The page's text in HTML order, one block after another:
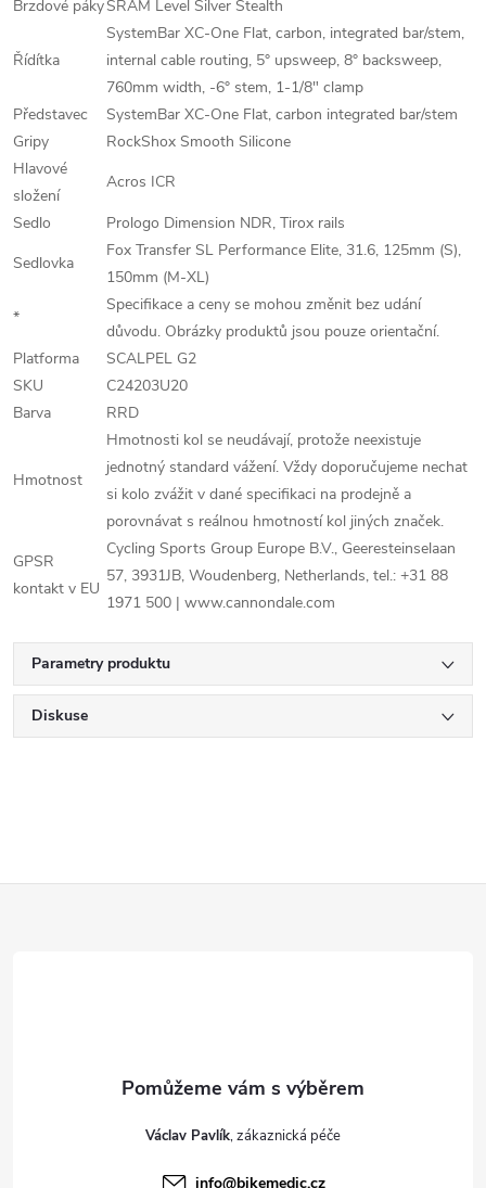
Brzdové pákySRAM Level Silver Stealth
Řídítka
SystemBar XC-One Flat, carbon, integrated bar/stem,
internal cable routing, 5° upsweep, 8° backsweep,
760mm width, -6° stem, 1-1/8" clamp
Představec
SystemBar XC-One Flat, carbon integrated bar/stem
Gripy
RockShox Smooth Silicone
Hlavové
složení
Acros ICR
Sedlo
Prologo Dimension NDR, Tirox rails
Sedlovka
Fox Transfer SL Performance Elite, 31.6, 125mm (S),
150mm (M-XL)
*
Specifikace a ceny se mohou změnit bez udání
důvodu. Obrázky produktů jsou pouze orientační.
Platforma
SCALPEL G2
SKU
C24203U20
Barva
RRD
Hmotnost
Hmotnosti kol se neudávají, protože neexistuje
jednotný standard vážení. Vždy doporučujeme nechat
si kolo zvážit v dané specifikaci na prodejně a
porovnávat s reálnou hmotností kol jiných značek.
GPSR
kontakt v EU
Cycling Sports Group Europe B.V., Geeresteinselaan
57, 3931JB, Woudenberg, Netherlands, tel.: +31 88
1971 500 | www.cannondale.com
Parametry produktu
Diskuse
Václav Pavlík
info@bikemedic.cz